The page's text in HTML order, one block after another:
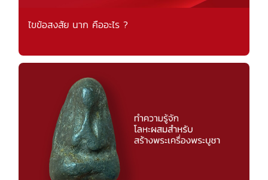
ไขข้อสงสัย นาก คืออะไร ?